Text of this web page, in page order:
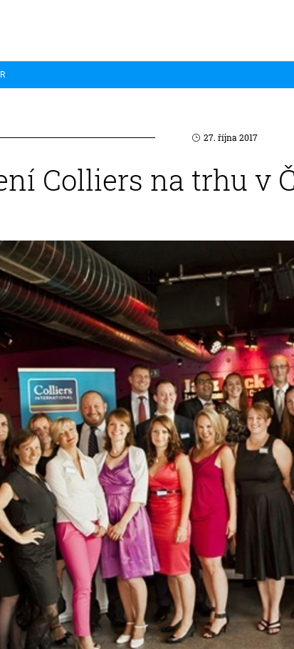
27. října 2017
Colliers na trhu v